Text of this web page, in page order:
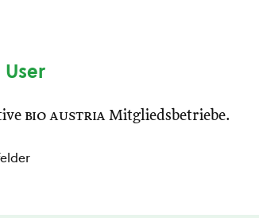
bio austria Mitgliedsbetriebe.